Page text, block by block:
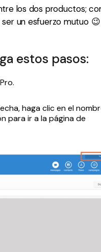
los dos productos;
un esfuerzo mutuo 😉
estos pasos:
haga clic en el
para ir a la página de